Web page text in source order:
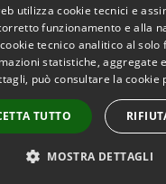
San
utilizza cookie tecnici e
funzionamento e alla
tecnico analitico al solo
statistiche, aggregate
può consultare la cookie
TUTTO
MOSTRA DETTAGLI